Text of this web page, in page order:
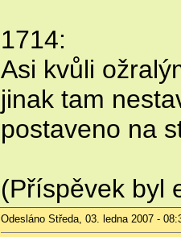
1714:
Asi kvůli
jinak tam
postaveno na
(Příspěvek byl
Odesláno Středa, 03. ledna 2007 -